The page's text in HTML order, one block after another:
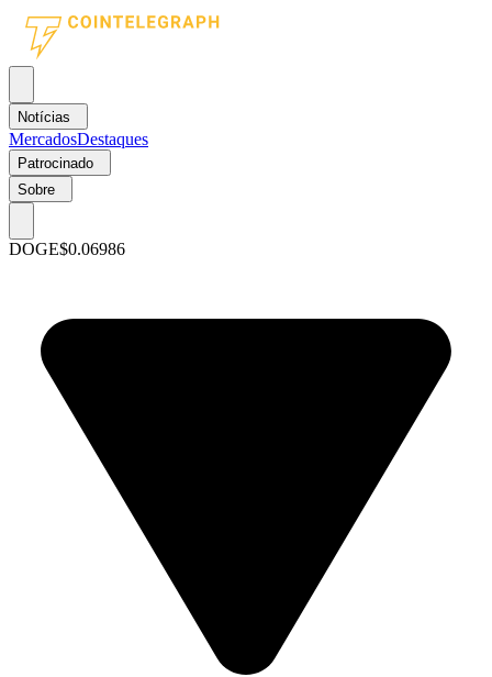
Notícias
MercadosDestaques
Patrocinado
Sobre
DOGE$0.06986